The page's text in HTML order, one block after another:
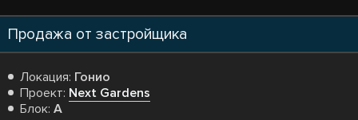
Продажа от застройщика
Локация: Гонио
Проект: Next Gardens
Блок: A